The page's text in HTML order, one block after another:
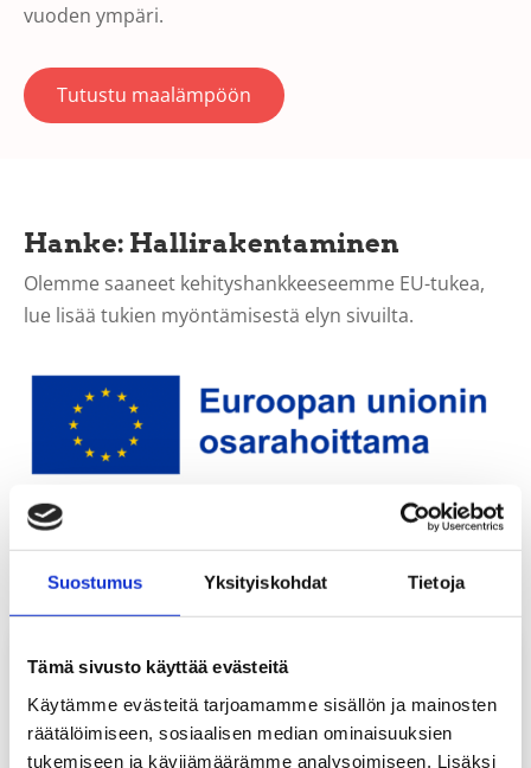
Suostumus Yksityiskohdat Tietoja
Tämä sivusto käyttää evästeitä
Käytämme evästeitä tarjoamamme sisällön ja mainosten
räätälöimiseen, sosiaalisen median ominaisuuksien
tukemiseen ja kävijämäärämme analysoimiseen. Lisäksi
vuoden ympäri.
Tutustu maalämpöön
Hanke: Hallirakentaminen
Olemme saaneet kehityshankkeeseemme EU-tukea,
lue lisää tukien myöntämisestä elyn sivuilta.